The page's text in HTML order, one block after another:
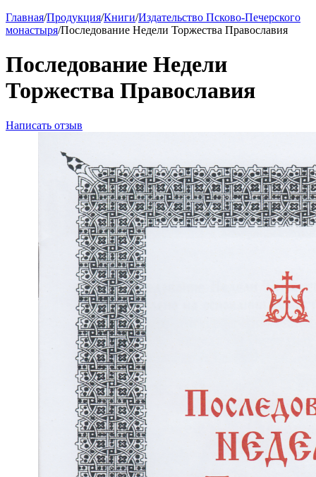
Главная/Продукция/Книги/Издательство Псково-Печерского
монастыря/Последование Недели Торжества Православия
Последование Недели
Торжества Православия
Написать отзыв